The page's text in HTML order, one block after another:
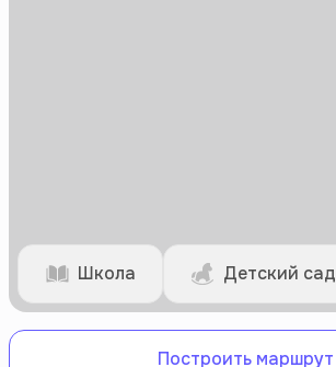
Школа Детский сад
Построить маршрут